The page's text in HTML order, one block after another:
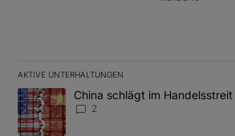
AKTIVE UNTERHALTUNGEN
Das Folgende ist eine Liste der am
Ein Trendartikel mit dem Titel "China
China schlägt im
2